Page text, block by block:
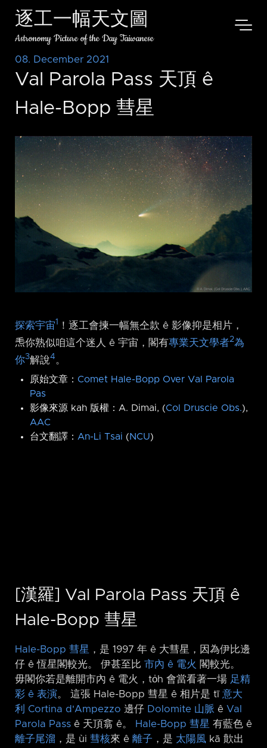
逐工一幅天文圖
Astronomy Picture of the Day Taiwanese
08. December 2021
Val Parola Pass 天頂 ê
Hale-Bopp 彗星
探索宇宙1
！逐工會揀一幅無仝款 ê 影像抑是相片，
𤆬你熟似咱這个迷人 ê 宇宙，閣有專業天文學者2為
你3解說4
原始文章： Comet Hale-Bopp Over Val Parola
Pas
影像來源 kah 版權：A. Dimai, (Col Druscie Obs.),
AAC
台文翻譯： An-Li Tsai (NCU)
[漢羅] Val Parola Pass 天頂 ê
Hale-Bopp 彗星
Hale-Bopp 彗星 ，是 1997 年 ê 大彗星，因為伊比邊
仔 ê 恆星閣較光。 伊甚至比 市內 ê 電火 閣較光。
毋閣你若是離開市內 ê 電火，to̍h 會當看著一場 足精
彩 ê 表演。 這張 Hale-Bopp 彗星 ê 相片是 tī 意大
利
Cortina d'Ampezzo 邊仔 Dolomite 山脈 ê Val
Parola Pass ê 天頂翕 ê。 Hale-Bopp 彗星 有藍色 ê
離子尾溜 ，是 ùi 彗核來 ê 離子 ，是 太陽風 kā 歕出